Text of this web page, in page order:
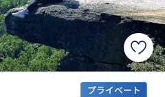
プライベート